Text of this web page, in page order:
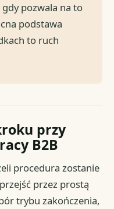
pozwala na to
podstawa
to ruch
przy
B2B
procedura zostanie
przez prostą
trybu zakończenia,